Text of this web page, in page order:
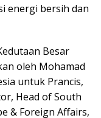
energi bersih dan
Besar
oleh Mohamad
untuk Prancis,
Head of South
& Foreign Affairs,